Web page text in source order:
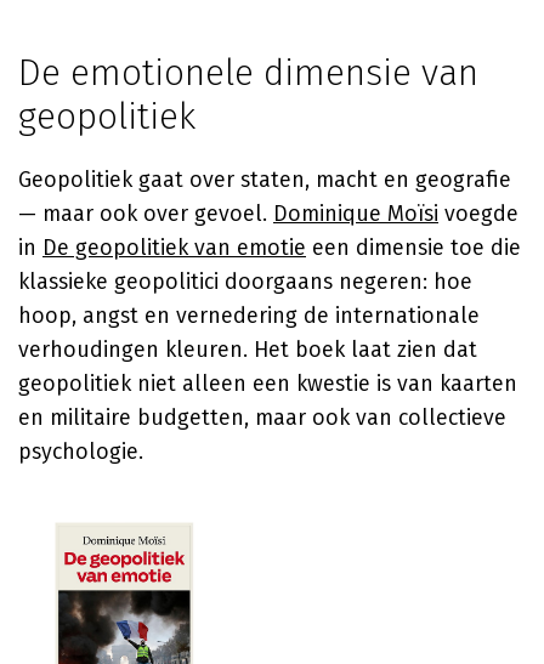
De emotionele dimensie van
geopolitiek
Geopolitiek gaat over staten, macht en geografie
— maar ook over gevoel. Dominique Moïsi voegde
in De geopolitiek van emotie een dimensie toe die
klassieke geopolitici doorgaans negeren: hoe
hoop, angst en vernedering de internationale
verhoudingen kleuren. Het boek laat zien dat
geopolitiek niet alleen een kwestie is van kaarten
en militaire budgetten, maar ook van collectieve
psychologie.